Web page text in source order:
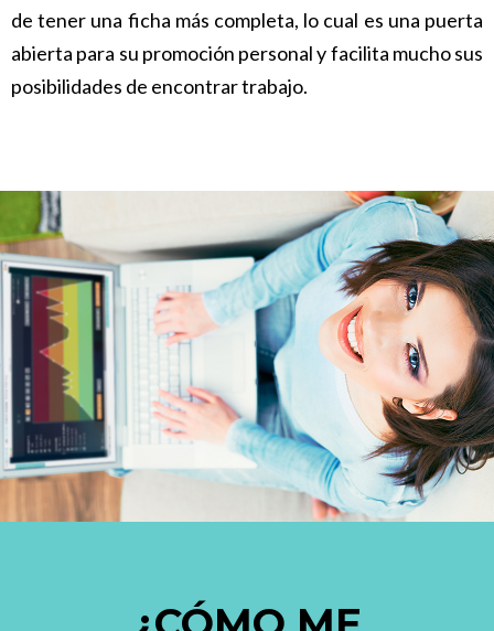
de tener una ficha más completa, lo cual es una puerta
abierta para su promoción personal y facilita mucho sus
posibilidades de encontrar trabajo.